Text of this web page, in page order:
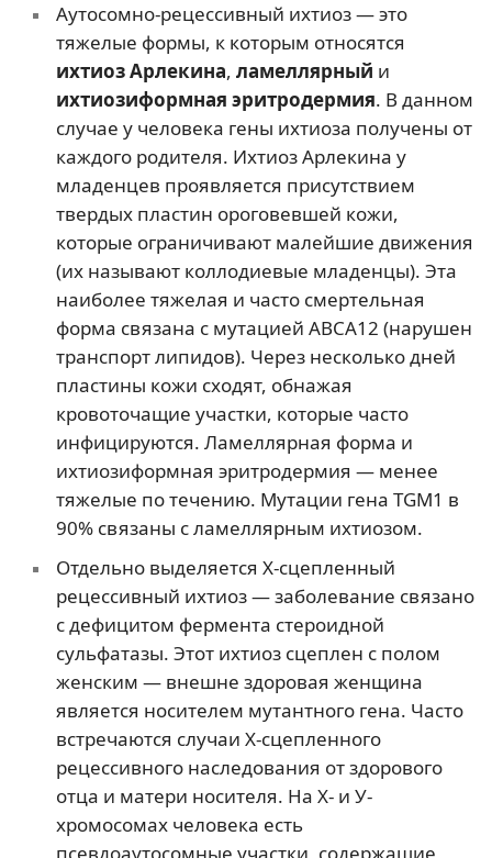
Аутосомно-рецессивный ихтиоз — это
тяжелые формы, к которым относятся
ихтиоз Арлекина, ламеллярный и
ихтиозиформная эритродермия. В данном
случае у человека гены ихтиоза получены от
каждого родителя. Ихтиоз Арлекина у
младенцев проявляется присутствием
твердых пластин ороговевшей кожи,
которые ограничивают малейшие движения
(их называют коллодиевые младенцы). Эта
наиболее тяжелая и часто смертельная
форма связана с мутацией ABCA12 (нарушен
транспорт липидов). Через несколько дней
пластины кожи сходят, обнажая
кровоточащие участки, которые часто
инфицируются. Ламеллярная форма и
ихтиозиформная эритродермия — менее
тяжелые по течению. Мутации гена TGM1 в
90% связаны с ламеллярным ихтиозом.
Отдельно выделяется Х-сцепленный
рецессивный ихтиоз — заболевание связано
с дефицитом фермента стероидной
сульфатазы. Этот ихтиоз сцеплен с полом
женским — внешне здоровая женщина
является носителем мутантного гена. Часто
встречаются случаи X-сцепленного
рецессивного наследования от здорового
отца и матери носителя. На Х- и У-
хромосомах человека есть